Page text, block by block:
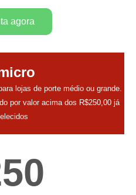
agora
lojas de porte médio ou grande.
por valor acima dos R$250,00 já